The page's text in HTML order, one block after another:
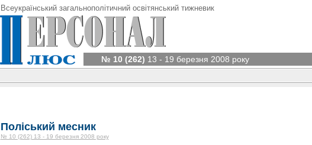
Всеукраїнський загальнополітичний освітянський тижневик
№ 10 (262) 13 - 19 березня 2008 року
Поліський месник
№ 10 (262) 13 - 19 березня 2008 року